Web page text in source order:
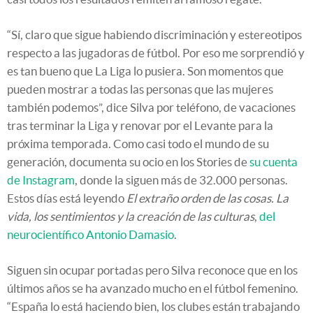
“Sí, claro que sigue habiendo discriminación y estereotipos
respecto a las jugadoras de fútbol. Por eso me sorprendió y
es tan bueno que La Liga lo pusiera. Son momentos que
pueden mostrar a todas las personas que las mujeres
también podemos”, dice Silva por teléfono, de vacaciones
tras terminar la Liga y renovar por el Levante para la
próxima temporada. Como casi todo el mundo de su
generación, documenta su ocio en los Stories desu cuenta
de Instagram, donde la siguen más de 32.000 personas.
Estos días está leyendo El extraño orden de las cosas. La
vida, los sentimientos y la creación de las culturas, del
neurocientífico Antonio Damasio.
Siguen sin ocupar portadas pero Silva reconoce que en los
últimos años se ha avanzado mucho en el fútbol femenino.
“España lo está haciendo bien, los clubes están trabajando